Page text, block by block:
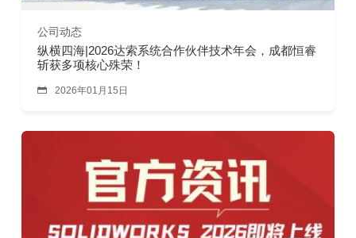
公司动态
纵横四海|2026达索系统合作伙伴技术年会，成都恒睿
斩获多项核心殊荣！
 2026年01月15日